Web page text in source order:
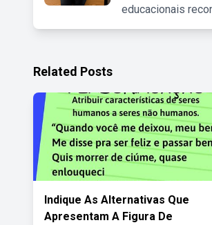
educacionais
Related Posts
Indique As Alternativas Que
Apresentam A Figura De